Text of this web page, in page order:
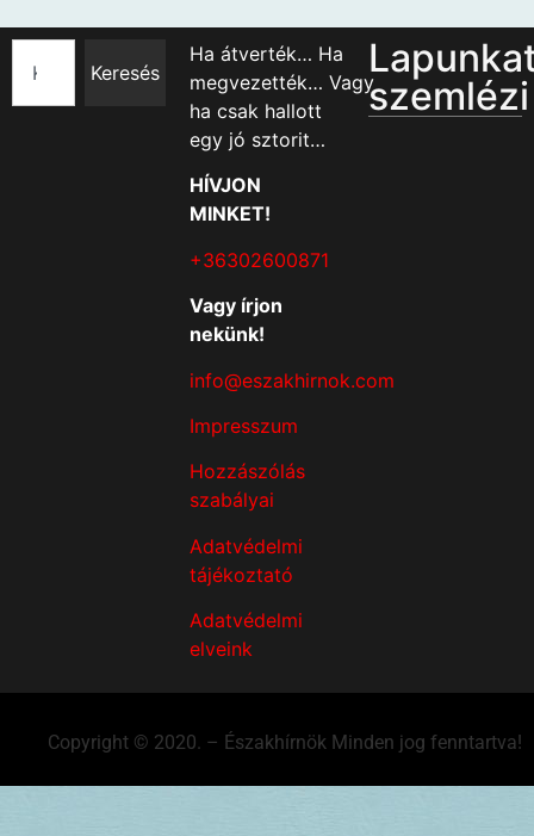
Keresés
Ha átverték… Ha
megvezették… Vagy
ha csak hallott
egy jó sztorit…
HÍVJON
MINKET!
+36302600871
Vagy írjon
nekünk!
info@eszakhirnok.com
Impresszum
Hozzászólás
szabályai
Adatvédelmi
tájékoztató
Adatvédelmi
elveink
szemlézi
Copyright © 2020. – Északhírnök Minden jog fenntartva!